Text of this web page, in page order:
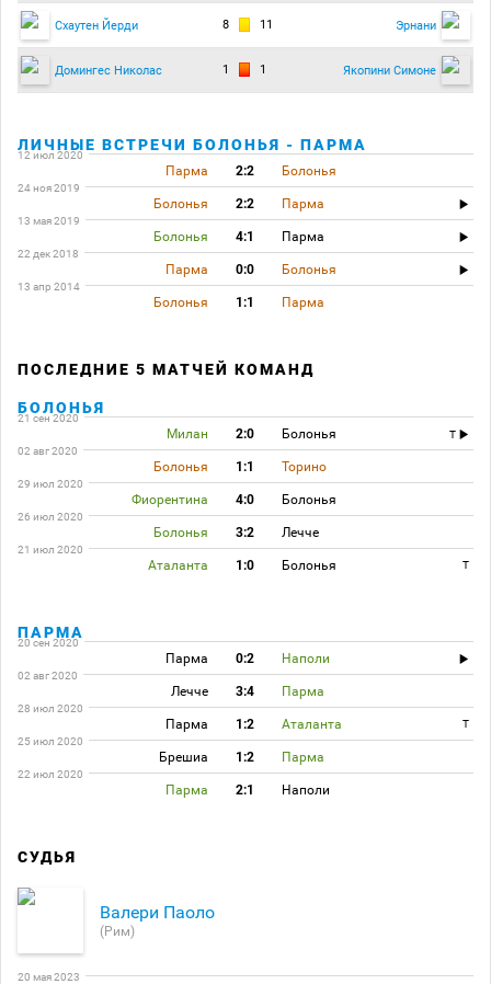
Схаутен Йерди 8 11 Эрнани
Домингес Николас 1 1 Якопини Симоне
ЛИЧНЫЕ ВСТРЕЧИ БОЛОНЬЯ - ПАРМА
12 июл 2020
Парма 2:2 Болонья
24 ноя 2019
Болонья 2:2 Парма
13 мая 2019
Болонья 4:1 Парма
22 дек 2018
Парма 0:0 Болонья
13 апр 2014
Болонья 1:1 Парма
ПОСЛЕДНИЕ 5 МАТЧЕЙ КОМАНД
БОЛОНЬЯ
21 сен 2020
Милан 2:0 Болонья
T
02 авг 2020
Болонья 1:1 Торино
29 июл 2020
Фиорентина 4:0 Болонья
26 июл 2020
Болонья 3:2 Лечче
21 июл 2020
Аталанта 1:0 Болонья T
ПАРМА
20 сен 2020
Парма 0:2 Наполи
02 авг 2020
Лечче 3:4 Парма
28 июл 2020
Парма 1:2 Аталанта
T
25 июл 2020
Брешиа 1:2 Парма
22 июл 2020
Парма 2:1 Наполи
СУДЬЯ
Валери Паоло
(Рим)
20 мая 2023